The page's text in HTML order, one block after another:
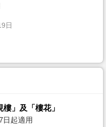
日
」及「樓花」
日起適用